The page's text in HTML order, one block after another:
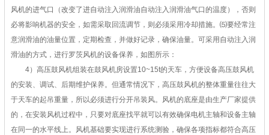
风机的进气口（改变了进自动注入润滑油自动注入润滑油气口的温度），否则
必将影响机器的安全，如需采取回流调节，则必须采用冷却措施。⑸要经常注
意润滑油的油量位置，定期检查，并做好记录，确保油量。可采用自动注入润
滑油的方式，进行罗茨风机的设备保养，如图所示：
4）高压鼓风机组装在鼓风机房设置10~15t的天车，方便设备高压鼓风机
的安装、调试、后期维护保养。但通常情况下，高压鼓风机的整体重量往往大
于天车的起吊重量，所以必须进行分开吊装风。风机的底座是由生产厂家提供
的，在安装风机过程中，只要对底座找平就可以有效确保电机主轴和设备主轴
在同一的水平线上。风机基础要实现进行系统测验，确保各项指标都符合高压